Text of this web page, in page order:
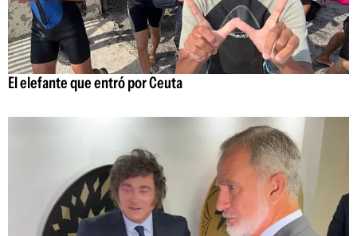
El elefante que entró por Ceuta